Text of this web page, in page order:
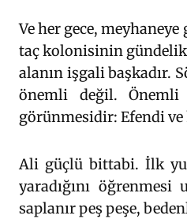
Ve her gece,
taç kolonisinin gündelik
alanın işgali başkadır.
önemli değil. Önemli
görünmesidir: Efendi
Ali güçlü bittabi. İlk
yaradığını
saplanır peş peşe,